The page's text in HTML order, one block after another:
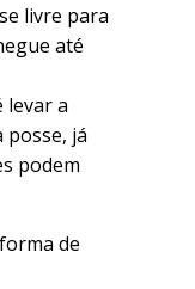
livre para
até
levar a
posse, já
podem
de